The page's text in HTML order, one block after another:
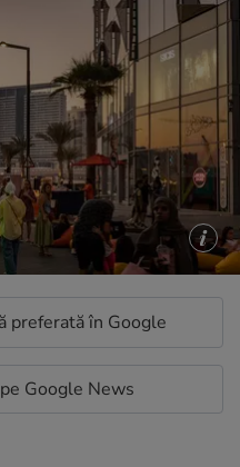
preferată în Google
Google News